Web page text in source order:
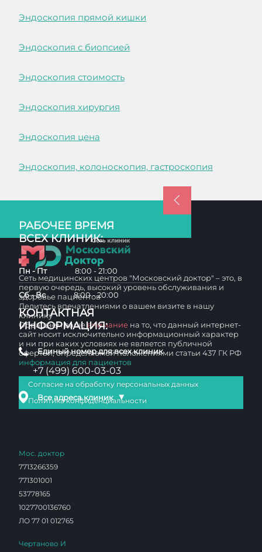
Эндоскопия прямой кишки
Эндоскопия с биопсией
Эндоскопия стоимость
Эндоскопия хирургия
Эндоскопия цена
Эндоскопия, колоноскопия, гастроскопия
РАБОЧЕЕ ВРЕМЯ
ВСЕХ КЛИНИК:
Пн - Пт 8:00 - 21:00
Сб - Вс 8:00 - 20:00
КОНТАКТНАЯ
ИНФОРМАЦИЯ:
Единый номер для всех клиник
+7 (499) 600-03-03
Все адреса клиник ▼
Сеть медицинских центров "Московский доктор" – это, в
первую очередь, высокий уровень обслуживания и
здоровье пациентов
Делитесь впечатлениями о вашем визите в нашу
клинику
Обращаем вашевнимание на то, что данный интернет-
сайт носит исключительно информационный характер
и ни при каких условиях не является публичной
офертой, определяемой положениями статьи 437 ГК РФ
информация для пациентов
Согласие на обработку персональных данных
Политика конфиденциальности
Мос. доктор
7713266359
771301001
53778165
1027700136760
ЛО 77 01 012765
Чертаново И